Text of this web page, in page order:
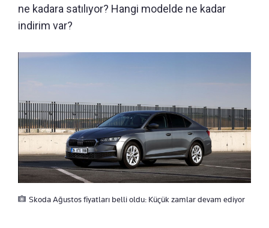
ne kadara satılıyor? Hangi modelde ne kadar
indirim var?
Skoda Ağustos fiyatları belli oldu: Küçük zamlar devam ediyor